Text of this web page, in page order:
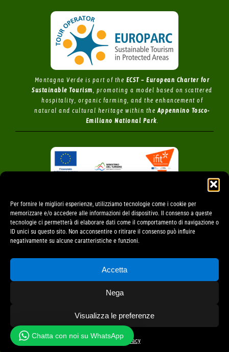
Per fornire le migliori esperienze, utilizziamo tecnologie come i cookie per
memorizzare e/o accedere alle informazioni del dispositivo. Il consenso a queste
tecnologie ci permetterà di elaborare dati come il comportamento di navigazione o
ID unici su questo sito. Non acconsentire o ritirare il consenso può influire
negativamente su alcune caratteristiche e funzioni.
Accetta
Nega
Visualizza le preferenze
Cookie Policy Privacy
Montagna Verde is part of the ECST – European Charter for
Sustainable Tourism, promoting a model based on scattered
hospitality, organic farming, and the enhancement of
natural and cultural heritage within theAppennino Tosco-
Emiliano National Park.
M1C3 investment 4.2
project by fantanet web agency
Chatta con noi su WhatsApp